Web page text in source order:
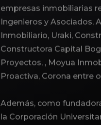
empresas inmobiliarias
Ingenieros y Asociados,
Inmobiliario, Uraki,
Constructora Capital
Proyectos, , Moyua
Proactiva, Corona entre
Además, como
la Corporación